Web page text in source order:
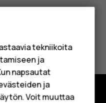
tekniikoita
ja
napsautat
ja
Voit muuttaa